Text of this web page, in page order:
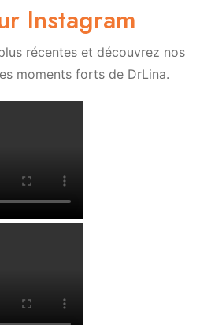
Instagram
récentes et découvrez nos
moments forts de DrLina.